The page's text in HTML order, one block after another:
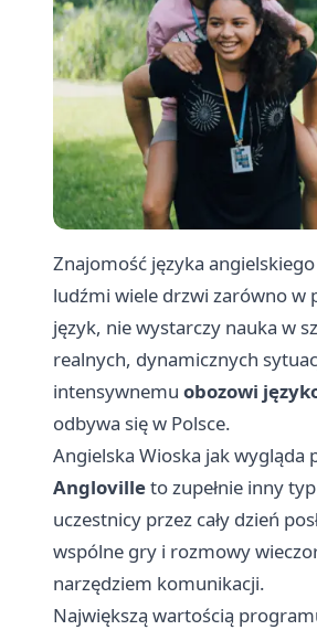
Znajomość języka
ludźmi wiele drzwi zarówno w
język, nie wystarczy nauka w
realnych, dynamicznych
intensywnemu obozowi
odbywa się w Polsce.
Angielska Wioska jak wygląda
Anglovilleto zupełnie inny
uczestnicy przez cały dzień
wspólne gry i rozmowy
narzędziem komunikacji.
Największą wartością